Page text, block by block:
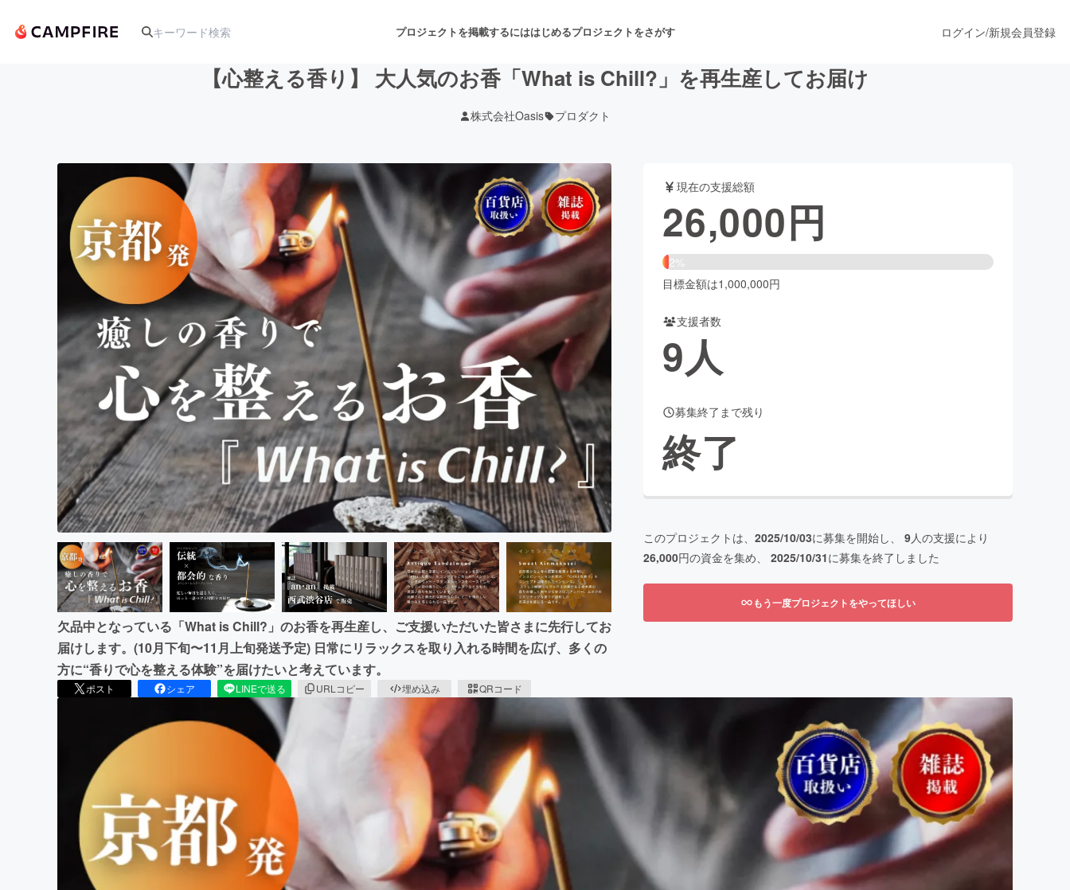
プロジェクトを掲載するにははじめるプロジェクトをさがす
アート・写真 音楽 舞台・パフォーマンス
テクノロジー・ガジェット ゲーム・サービス開発 フード・飲食店 ファッション
映像・映画 書籍・雑誌出版 アニメ・漫画
ビジネス・起業 チャレンジ ビューティー・ヘルスケア
まちづくり・地域活性化
CAMPFIRE for Social Good
CAMPFIRE Creation
CAMPFIREふるさと納税machi-yaコミュニティ
ログイン/新規会員登録
【心整える香り】 大人気のお香「What is Chill?」を再生産してお届け
株式会社Oasis プロダクト
欠品中となっている「What is Chill?」のお香を再生産し、ご支援いただいた皆さまに先行してお
届けします。(10月下旬〜11月上旬発送予定) 日常にリラックスを取り入れる時間を広げ、多くの
方に“香りで心を整える体験”を届けたいと考えています。
ポスト シェア LINEで送る URLコピー 埋め込み QRコード
現在の支援総額
26,000円
2%
目標金額は1,000,000円
支援者数
9人
募集終了まで残り
終了
このプロジェクトは、 2025/10/03に募集を開始し、 9人の支援により
26,000円の資金を集め、 2025/10/31に募集を終了しました
もう一度プロジェクトをやってほしい